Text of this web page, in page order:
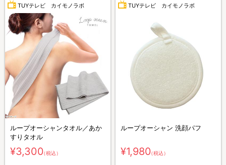
TUYテレビ カイモノラボ
ループオーシャンタオル／あか
すりタオル
¥3,300（税込）
TUYテレビ カイモノラボ
ループオーシャン 洗顔パフ
¥1,980（税込）